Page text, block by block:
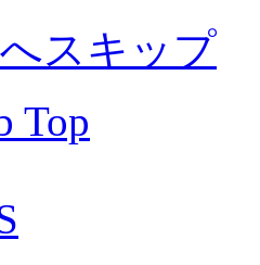
スキップ
Top